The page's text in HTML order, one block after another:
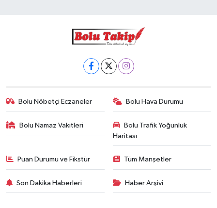
Bolu Nöbetçi Eczaneler Bolu Hava Durumu
Bolu Namaz Vakitleri
Bolu Trafik Yoğunluk
Haritası
Puan Durumu ve Fikstür Tüm Manşetler
Son Dakika Haberleri Haber Arşivi